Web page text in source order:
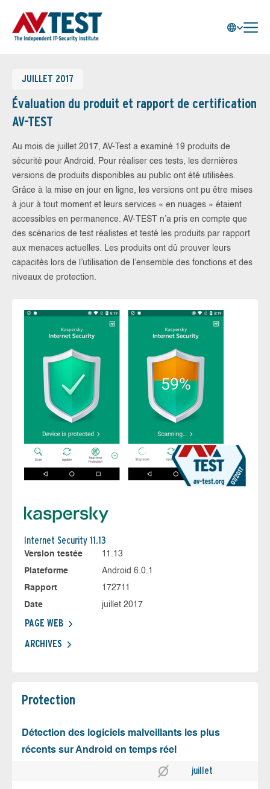
JUILLET 2017
Évaluation du produit et rapport de certification
AV-TEST
Au mois de juillet 2017, AV-Test a examiné 19 produits de
sécurité pour Android. Pour réaliser ces tests, les dernières
versions de produits disponibles au public ont été utilisées.
Grâce à la mise en jour en ligne, les versions ont pu être mises
à jour à tout moment et leurs services « en nuages » étaient
accessibles en permanence. AV-TEST n’a pris en compte que
des scénarios de test réalistes et testé les produits par rapport
aux menaces actuelles. Les produits ont dû prouver leurs
capacités lors de l’utilisation de l’ensemble des fonctions et des
niveaux de protection.
Internet Security 11.13
Version testée
11.13
Plateforme
Android 6.0.1
Rapport
172711
Date
juillet 2017
PAGE WEB
ARCHIVES
Protection
Détection des logiciels malveillants les plus
récents sur Android en temps réel
juillet